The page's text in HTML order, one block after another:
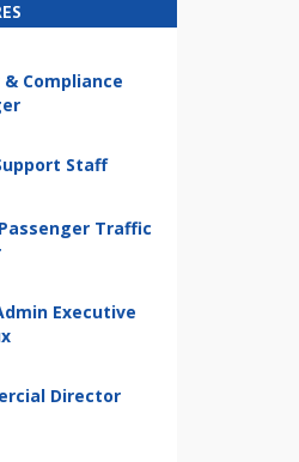
Compliance
Staff
Traffic
Executive
Director